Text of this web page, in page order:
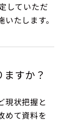
していただ
たします。
すか？
現状把握と
めて資料を